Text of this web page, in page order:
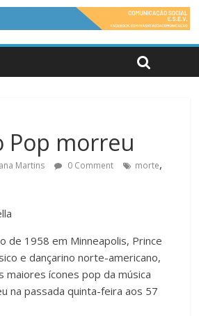
Pop morreu
Martins 0 Comment morte,
de 1958 em Minneapolis, Prince
e dançarino norte-americano,
maiores ícones pop da música
na passada quinta-feira aos 57